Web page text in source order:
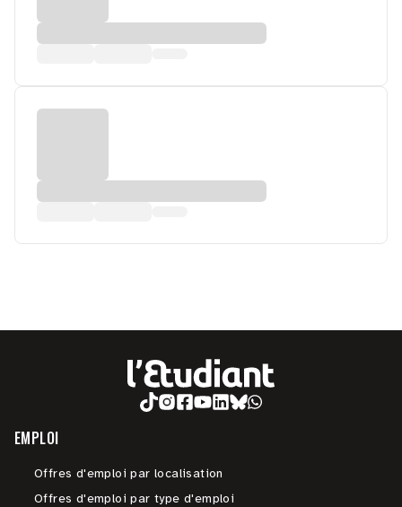
EMPLOI
Offres d'emploi par localisation
Offres d'emploi par type d'emploi